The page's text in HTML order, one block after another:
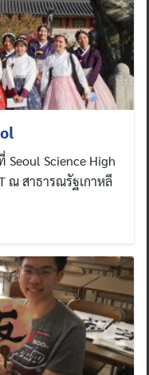
Seoul Science High
ณ สาธารณรัฐเกาหลี